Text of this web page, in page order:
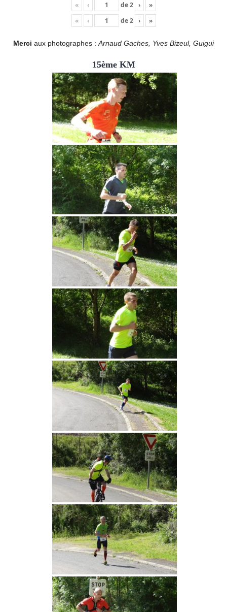
« ‹ de2 ›
»
«
‹ de2 › »
Merci aux photographes : Arnaud Gaches, Yves Bizeul, Guigui
15ème KM